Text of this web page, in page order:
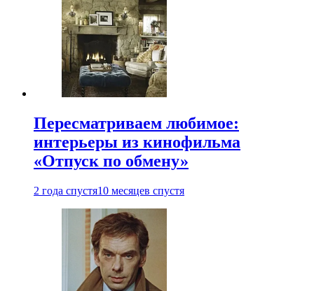
Пересматриваем любимое:
интерьеры из кинофильма
«Отпуск по обмену»
2 года спустя10 месяцев спустя